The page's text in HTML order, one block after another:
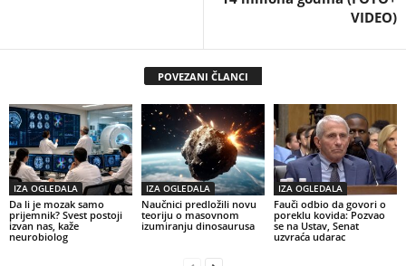
VIDEO)
POVEZANI ČLANCI
IZA OGLEDALA
Da li je mozak samo
prijemnik? Svest postoji
izvan nas, kaže
neurobiolog
IZA OGLEDALA
Naučnici predložili novu
teoriju o masovnom
izumiranju dinosaurusa
IZA OGLEDALA
Fauči odbio da govori o
poreklu kovida: Pozvao
se na Ustav, Senat
uzvraća udarac